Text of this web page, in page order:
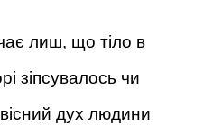
лиш, що тіло в
зіпсувалось чи
дух людини